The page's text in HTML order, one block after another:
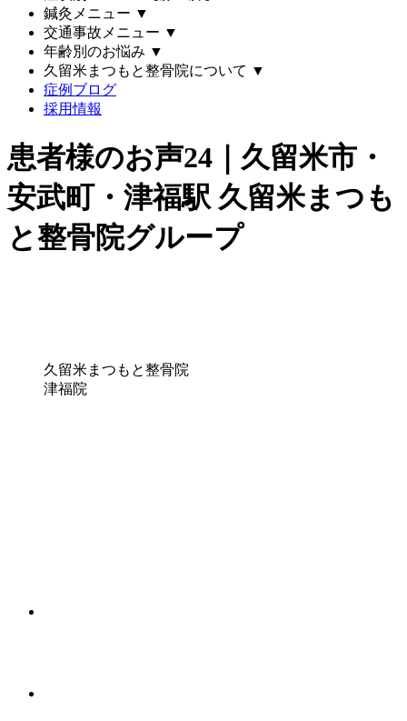
鍼灸メニュー ▼
交通事故メニュー ▼
年齢別のお悩み ▼
久留米まつもと整骨院について ▼
症例ブログ
採用情報
患者様のお声24｜久留米市・
安武町・津福駅 久留米まつも
と整骨院グループ
久留米まつもと整骨院
津福院